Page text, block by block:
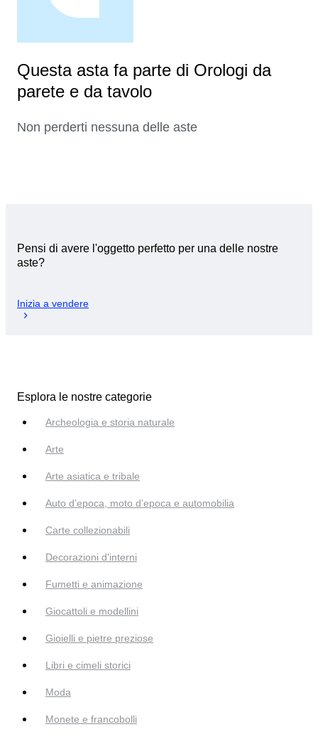
Questa asta fa parte di Orologi da
parete e da tavolo
Non perderti nessuna delle aste
Pensi di avere l'oggetto perfetto per una delle nostre
aste?
Inizia a vendere
Esplora le nostre categorie
Archeologia e storia naturale
Arte
Arte asiatica e tribale
Auto d’epoca, moto d’epoca e automobilia
Carte collezionabili
Decorazioni d'interni
Fumetti e animazione
Giocattoli e modellini
Gioielli e pietre preziose
Libri e cimeli storici
Moda
Monete e francobolli